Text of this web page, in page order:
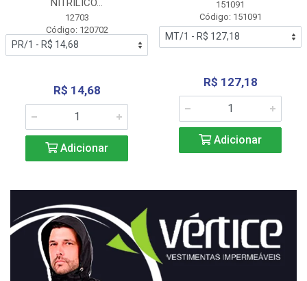
NITRÍLICO...
12703
Código: 120702
R$ 14,68
Adicionar
151091
Código: 151091
R$ 127,18
Adicionar